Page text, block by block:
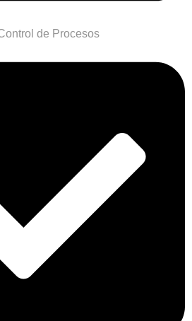
de Procesos